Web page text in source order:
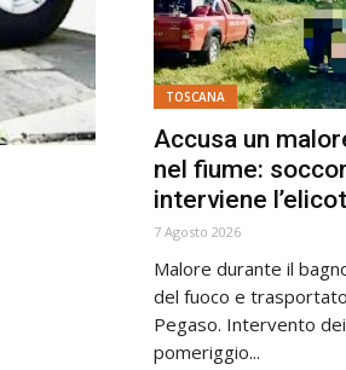
TOSCANA
Accusa un
nel fiume:
interviene
7 Agosto 2026
Malore durante il
del fuoco e
Pegaso. Intervento
pomeriggio...